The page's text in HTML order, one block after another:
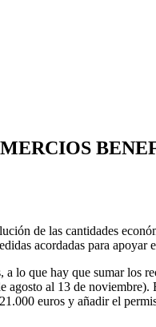
de las cantidades
acordadas para apoyar
lo que hay que sumar los
agosto al 13 de
euros y añadir el